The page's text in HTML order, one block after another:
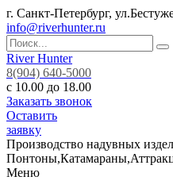
г. Санкт-Петербург,
info@riverhunter.ru
River Hunter
8(904) 640-5000
с 10.00 до 18.00
Заказать звонок
Оставить
заявку
Производство надувных
Меню